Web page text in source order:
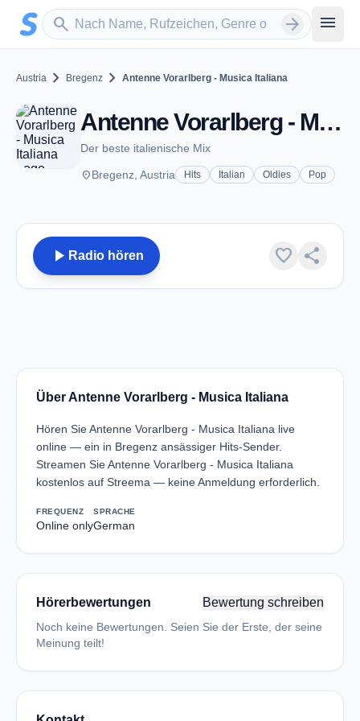
Zum Hauptinhalt springen
search
Sender suchen arrow_forward menu
Austria chevron_right Bregenz chevron_right Antenne Vorarlberg - Musica Italiana
Antenne Vorarlberg - Musica Italiana - Bregenz
Der beste italienische Mix
placeBregenz, Austria Hits Italian Oldies Pop
play_arrow Radio hören favorite share
Über Antenne Vorarlberg - Musica Italiana
Hören Sie Antenne Vorarlberg - Musica Italiana live
online — ein in Bregenz ansässiger Hits-Sender.
Streamen Sie Antenne Vorarlberg - Musica Italiana
kostenlos auf Streema — keine Anmeldung erforderlich.
FREQUENZ
Online only
SPRACHE
German
Hörerbewertungen Bewertung schreiben
Noch keine Bewertungen. Seien Sie der Erste, der seine
Meinung teilt!